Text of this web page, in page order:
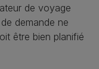
de voyage
demande ne
être bien planifié